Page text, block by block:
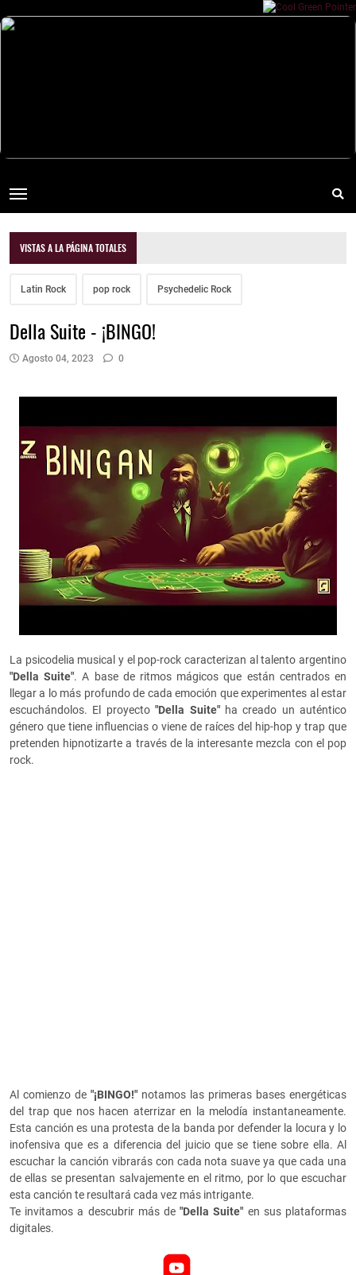
VISTAS A LA PÁGINA TOTALES
Latin Rock pop rock Psychedelic Rock
Della Suite - ¡BINGO!
Agosto 04, 2023 0
La psicodelia musical y el pop-rock caracterizan al talento argentino
"Della Suite". A base de ritmos mágicos que están centrados en
llegar a lo más profundo de cada emoción que experimentes al estar
escuchándolos. El proyecto"Della Suite"ha creado un auténtico
género que tiene influencias o viene de raíces del hip-hop y trap que
pretenden hipnotizarte a través de la interesante mezcla con el pop
rock.
Al comienzo de "¡BINGO!" notamos las primeras bases energéticas
del trap que nos hacen aterrizar en la melodía instantaneamente.
Esta canción es una protesta de la banda por defender la locura y lo
inofensiva que es a diferencia del juicio que se tiene sobre ella. Al
escuchar la canción vibrarás con cada nota suave ya que cada una
de ellas se presentan salvajemente en el ritmo, por lo que escuchar
esta canción te resultará cada vez más intrigante.
Te invitamos a descubrir más de"Della Suite" en sus plataformas
digitales.